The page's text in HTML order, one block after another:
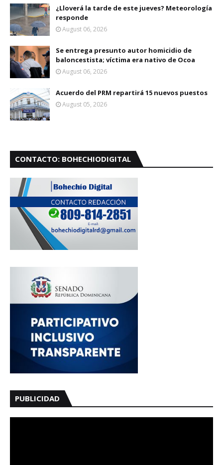
¿Lloverá la tarde de este jueves? Meteorología
responde
August 06, 2026
Se entrega presunto autor homicidio de
baloncestista; víctima era nativo de Ocoa
August 06, 2026
Acuerdo del PRM repartirá 15 nuevos puestos
August 05, 2026
CONTACTO: BOHECHIODIGITAL
PUBLICIDAD